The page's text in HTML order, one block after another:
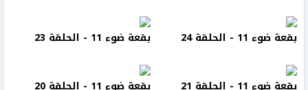
بقعة ضوء 11 - الحلقة 24 بقعة ضوء 11 - الحلقة 23